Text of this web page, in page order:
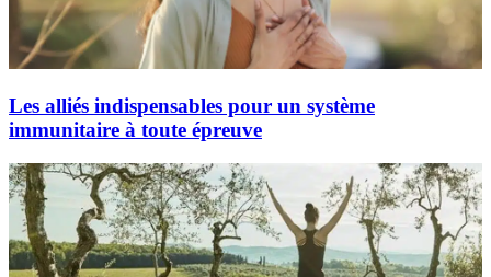
Les alliés indispensables pour un système
immunitaire à toute épreuve